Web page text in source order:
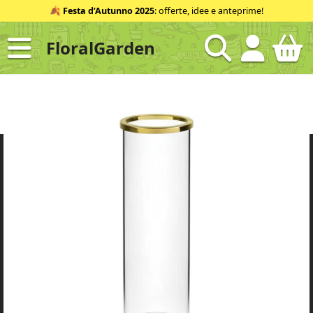
al
contenuto
ID
🍂 Festa d’Autunno 2025: offerte, idee e anteprime!
FloralGarden